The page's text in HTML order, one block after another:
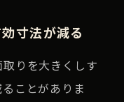
寸法が減る
りを大きくしす
ことがありま